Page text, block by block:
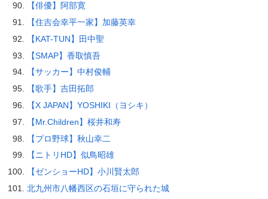
【俳優】阿部寛
【住吉会幸平一家】加藤英幸
【KAT-TUN】田中聖
【SMAP】香取慎吾
【サッカー】中村俊輔
【歌手】吉田拓郎
【X JAPAN】YOSHIKI（ヨシキ）
【Mr.Children】桜井和寿
【プロ野球】秋山幸二
【ニトリHD】似鳥昭雄
【ゼンショーHD】小川賢太郎
北九州市八幡西区の石垣に守られた城